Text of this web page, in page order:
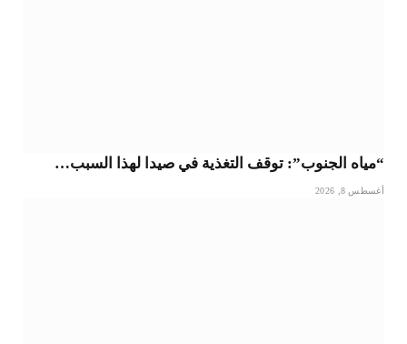
“مياه الجنوب”: توقف التغذية في صيدا لهذا السبب…
أغسطس 8, 2026